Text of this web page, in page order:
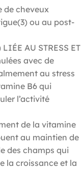
de cheveux
ou au post-
AU STRESS ET
avec de
au stress
B6 qui
l’activité
de la vitamine
au maintien de
des champs qui
la croissance et la